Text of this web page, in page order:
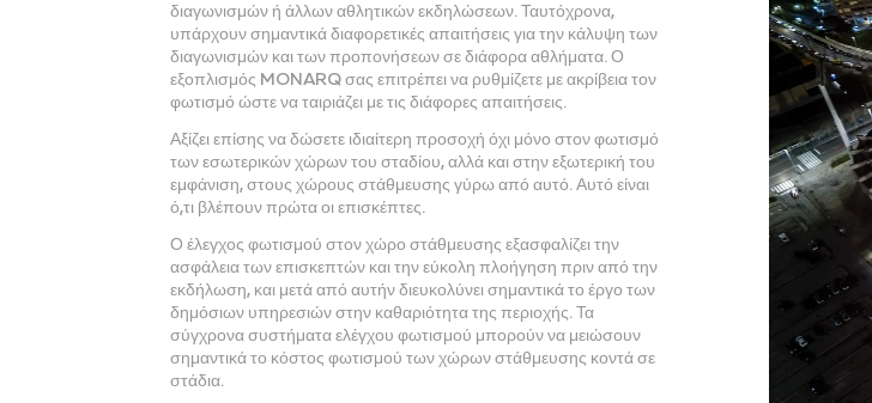
διαγωνισμών ή άλλων αθλητικών εκδηλώσεων. Ταυτόχρονα,
υπάρχουν σημαντικά διαφορετικές απαιτήσεις για την κάλυψη των
διαγωνισμών και των προπονήσεων σε διάφορα αθλήματα. Ο
εξοπλισμός MONARQ σας επιτρέπει να ρυθμίζετε με ακρίβεια τον
φωτισμό ώστε να ταιριάζει με τις διάφορες απαιτήσεις.
Αξίζει επίσης να δώσετε ιδιαίτερη προσοχή όχι μόνο στον φωτισμό
των εσωτερικών χώρων του σταδίου, αλλά και στην εξωτερική του
εμφάνιση, στους χώρους στάθμευσης γύρω από αυτό. Αυτό είναι
ό,τι βλέπουν πρώτα οι επισκέπτες.
Ο έλεγχος φωτισμού στον χώρο στάθμευσης εξασφαλίζει την
ασφάλεια των επισκεπτών και την εύκολη πλοήγηση πριν από την
εκδήλωση, και μετά από αυτήν διευκολύνει σημαντικά το έργο των
δημόσιων υπηρεσιών στην καθαριότητα της περιοχής. Τα
σύγχρονα συστήματα ελέγχου φωτισμού μπορούν να μειώσουν
σημαντικά το κόστος φωτισμού των χώρων στάθμευσης κοντά σε
στάδια.